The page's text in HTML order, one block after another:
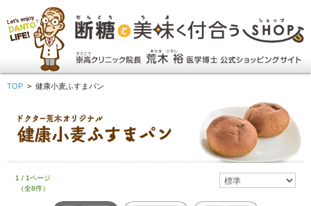
TOP > 健康小麦ふすまパン
1 / 1ページ
（全8件）